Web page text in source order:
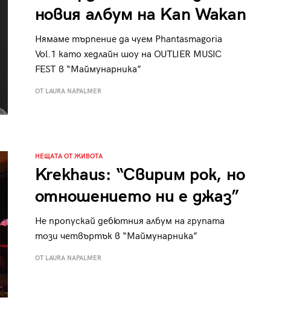
новия албум на Kan Wakan
Нямаме търпение да чуем Phantasmagoria
Vol.1 като хедлайн шоу на OUTLIER MUSIC
FEST в “Маймунарника”
ОТ LAURA NAPALMER
НЕЩАТА ОТ ЖИВОТА
Krekhaus: “Свирим рок, но
отношението ни е джаз”
Не пропускай дебютния албум на групата
този четвъртък в “Маймунарника”
ОТ LAURA NAPALMER